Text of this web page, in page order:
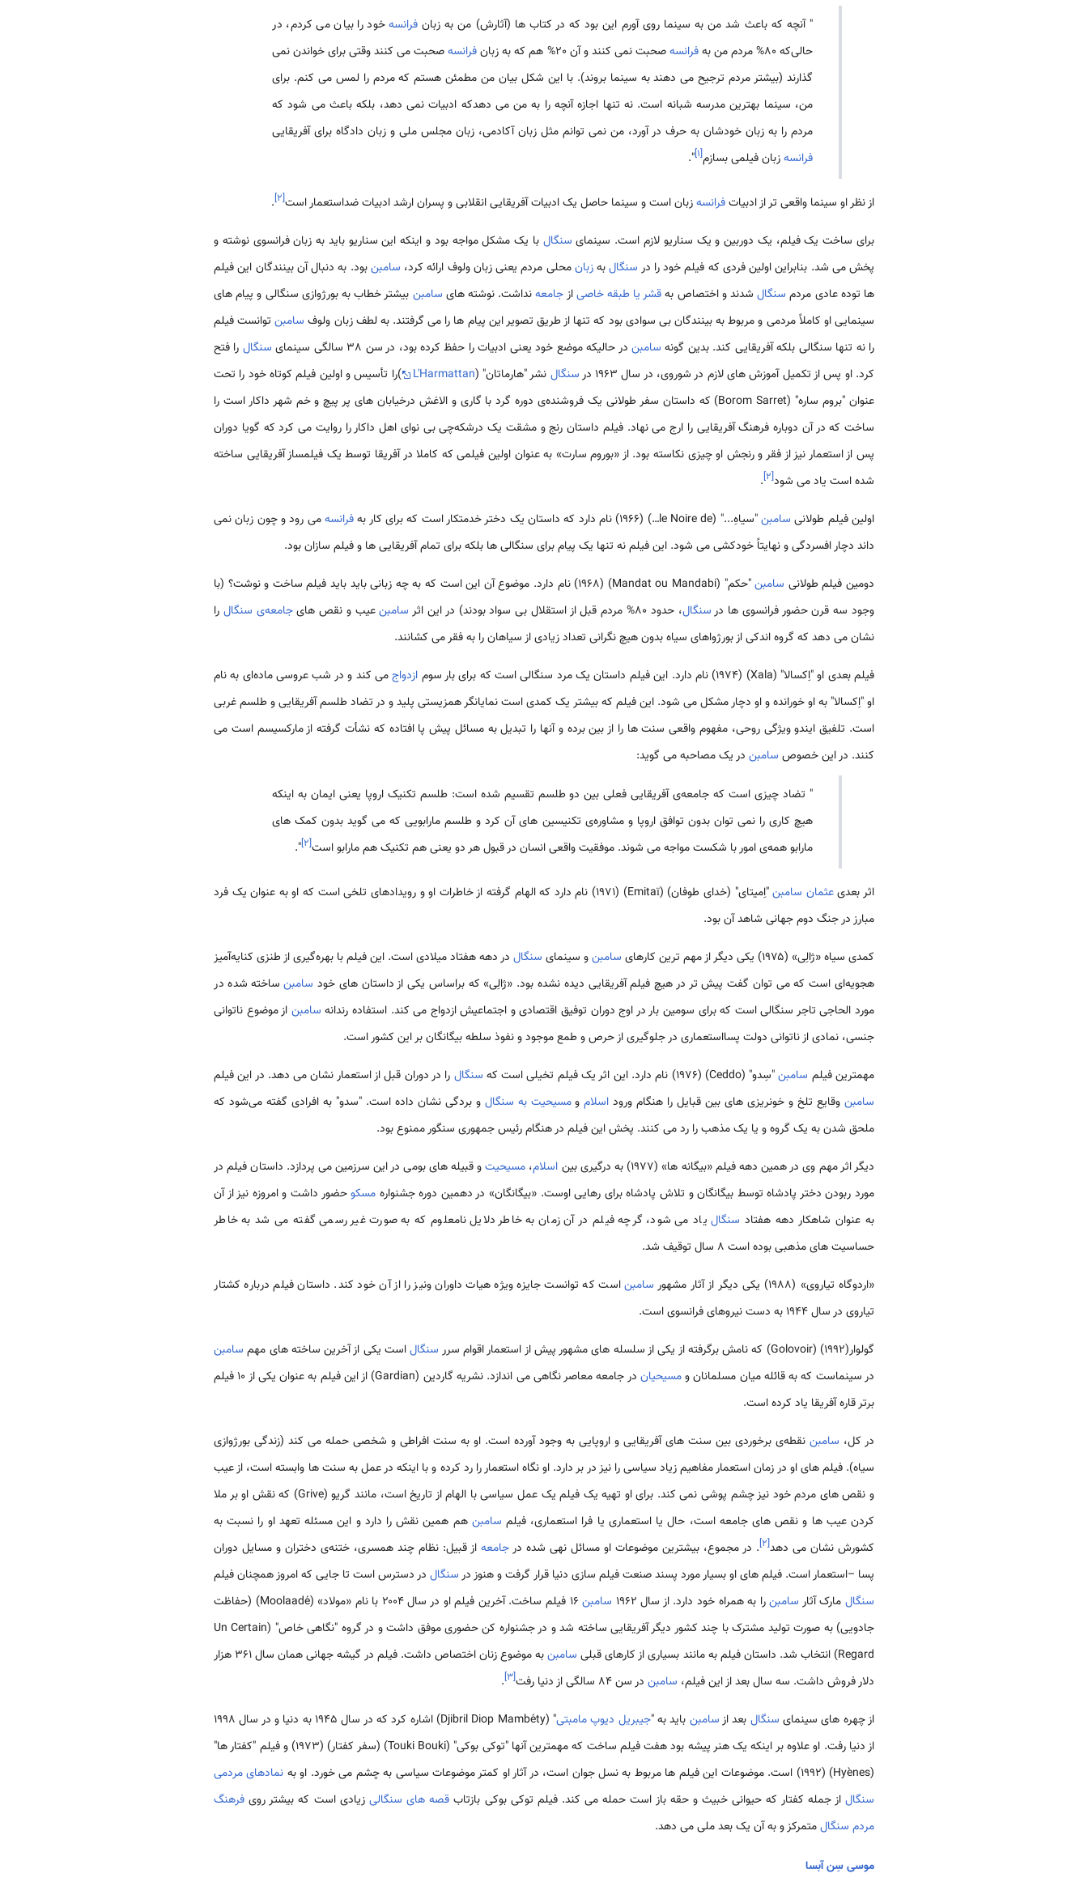
" آنچه که باعث شد من به سینما روی آورم این بود که در کتاب ها (آثارش) من به زبانفرانسهخود را بیان می کردم، در
حالی‌که 80% مردم من به
فرانسهصحبت نمی کنند و آن 20% هم که به زبان فرانسهصحبت می کنند وقتی برای خواندن نمی
گذارند (بیشتر مردم ترجیح می دهند به سینما بروند). با این شکل بیان من مطمئن هستم که مردم را لمس می کنم. برای
من، سینما بهترین مدرسه شبانه است. نه تنها اجازه آنچه را به من می دهدکه ادبیات نمی دهد، بلکه باعث می شود که
مردم را به زبان خودشان به حرف در آورد، من نمی توانم مثل زبان آکادمی، زبان مجلس ملی و زبان دادگاه برای آفریقایی
فرانسهزبان فیلمی بسازم[۱]
".
از نظر او سینما واقعی تر از ادبیاتفرانسهزبان است و سینما حاصل یک ادبیات آفریقایی انقلابی و پسران ارشد ادبیات ضد‌استعمار است[۲]
.
برای ساخت یک فیلم، یک دوربین و یک سناریو لازم است. سینمای سنگال با یک مشکل مواجه بود و اینکه این سناریو باید به زبان فرانسوی نوشته و
پخش می شد. بنابراین اولین فردی که فیلم خود را در سنگالبهزبانمحلی مردم یعنی زبان ولوف ارائه کرد، ‌سامبنبود. به دنبال آن بینندگان این فیلم
ها توده عادی مردم سنگالشدند و اختصاص بهقشر یا طبقه خاصیازجامعهنداشت. نوشته های ‌سامبن بیشتر خطاب به بورژوازی سنگالی و پیام های
سینمایی او کاملاً مردمی و مربوط به بینندگان بی سوادی بود که تنها از طریق تصویر این پیام ها را می گرفتند. به لطف زبان ولوف ‌سامبنتوانست فیلم
را نه تنها سنگالی بلکه آفریقایی کند. بدین گونه ‌سامبندر حالیکه موضع خود یعنی ادبیات را حفظ کرده بود، در سن 38 سالگی سینمای سنگال را فتح
کرد. او پس از تکمیل آموزش های لازم در شوروی، در سال 1963 در
سنگال نشر "هارماتان" (L'Harmattan
)را تأسیس و اولین فیلم کوتاه خود را تحت
عنوان "بروم ساره" (Borom Sarret) که داستان سفر طولانی یک فروشنده‌ی دوره گرد با گاری و الاغش درخیابان های پر پیچ و خم شهر داکار است را
ساخت که در آن دوباره فرهنگ آفریقایی را ارج می نهاد. فیلم داستان رنج و مشقت یک درشکه‌چی بی نوای اهل داکار را روایت می کرد که گویا دوران
پس از استعمار نیز از فقر و رنجش او چیزی نکاسته بود. از «بوروم سارت» به عنوان اولین فیلمی که کاملا در آفریقا توسط یک فیلمساز آفریقایی ساخته
شده است یاد می شود[۲]
.
اولین فیلم طولانی ‌سامبن"سیاهِ..." (le Noire de…) (1966) نام دارد که داستان یک دختر خدمتکار است که برای کار به فرانسهمی رود و چون زبان نمی
داند دچار افسردگی و نهایتاً خودکشی می شود. این فیلم نه تنها یک پیام برای سنگالی ها بلکه برای تمام آفریقایی ها و فیلم سازان بود.
دومین فیلم طولانی ‌سامبن
"حکم" (Mandat ou Mandabi) (1968) نام دارد. موضوع آن این است که به چه زبانی باید باید فیلم ساخت و نوشت؟ (با
وجود سه قرن حضور فرانسوی ها درسنگال، حدود 80% مردم قبل از استقلال بی سواد بودند) در این اثر ‌سامبنعیب و نقص هایجامعه‌ی سنگال را
نشان می دهد که گروه اندکی از بورژواهای سیاه بدون هیچ نگرانی تعداد زیادی از سیاهان را به فقر می کشانند.
فیلم بعدی او "اِکسالا" (Xala) (1974) نام دارد. این فیلم داستان یک مرد سنگالی است که برای بار سوم ازدواجمی کند و در شب عروسی ماده‌ای به نام
او "اِکسالا" به او خورانده و او دچار مشکل می شود. این فیلم که بیشتر یک کمدی است نمایانگر همزیستی پلید و در تضاد طلسم آفریقایی و طلسم غربی
است. تلفیق ایندو ویژگی روحی، مفهوم واقعی سنت ها را از بین برده و آنها را تبدیل به مسائل پیش پا افتاده که نشأت گرفته از مارکسیسم است می
کنند. در این خصوص ‌سامبن در یک مصاحبه می گوید:
" تضاد چیزی است که جامعه‌ی آفریقایی فعلی بین دو طلسم تقسیم شده است: طلسم تکنیک اروپا یعنی ایمان به اینکه
هیچ کاری را نمی توان بدون توافق اروپا و مشاوره‌ی تکنیسین های آن کرد و طلسم مارابویی که می گوید بدون کمک های
مارابو همه‌ی امور با شکست مواجه می شوند. موفقیت واقعی انسان در قبول هر دو یعنی هم تکنیک هم مارابو است[۲]
".
اثر بعدیعثمان ‌سامبن
"اِمیتای" (خدای طوفان) (Emitaï) (1971) نام دارد که الهام گرفته از خاطرات او و رویدادهای تلخی است که او به عنوان یک فرد
مبارز در جنگ دوم جهانی شاهد آن بود.
کمدی سیاه «ژالِی» (۱۹۷۵) یکی دیگر از مهم ترین کارهای ‌سامبنو سینمای سنگال در دهه هفتاد میلادی است. این فیلم با بهره‌گیری از طنزی کنایه‌آمیز
هجویه‌ای است که می توان گفت پیش تر در هیچ فیلم آفریقایی دیده نشده بود. «ژالِی» که براساس یکی از داستان های خود ‌سامبنساخته شده در
مورد الحاجی تاجر سنگالی است که برای سومین بار در اوج دوران توفیق اقتصادی و اجتماعیش ازدواج می کند. استفاده رندانه ‌سامبن از موضوع ناتوانی
جنسی، نمادی از ناتوانی دولت پسااستعماری در جلوگیری از حرص و طمع موجود و نفوذ سلطه بیگانگان بر این کشور است.
مهمترین فیلم ‌سامبن"سِدو" (Ceddo) (1976) نام دارد. این اثر یک فیلم تخیلی است که سنگال را در دوران قبل از استعمار نشان می دهد. در این فیلم
‌سامبنوقایع تلخ و خونریزی های بین قبایل را هنگام ورود اسلامومسیحیت به سنگال و بردگی نشان داده است. "سدو" به افرادی گفته می‌شود که
ملحق شدن به یک گروه و یا یک مذهب را رد می کنند. پخش این فیلم در هنگام رئیس جمهوری سنگور ممنوع بود.
دیگر اثر مهم وی در همین دهه فیلم «بیگانه ها» (۱۹۷۷) به درگیری بین اسلام، مسیحیتو قبیله های بومی در این سرزمین می پردازد. داستان فیلم در
مورد ربودن دختر پادشاه توسط بیگانگان و تلاش پادشاه برای رهایی اوست. «بیگانگان» در دهمین دوره جشنواره مسکوحضور داشت و امروزه نیز از آن
به عنوان شاهکار دهه هفتاد سنگالیاد می شود، گرچه فیلم در آن زمان به خاطر دلایل نامعلوم که به صورت غیر رسمی گفته می شد به خاطر
حساسیت های مذهبی بوده است ۸ سال توقیف شد.
«اردوگاه تیاروی» (۱۹۸۸) یکی دیگر از آثار مشهور ‌سامبناست که توانست جایزه ویژه هیات داوران ونیز را از آن خود کند. داستان فیلم درباره کشتار
تیاروی در سال ۱۹۴۴ به دست نیروهای فرانسوی است.
گولوارGolovoir) (۱۹۹۲)) که نامش برگرفته از یکی از سلسله های مشهور پیش از استعمار اقوام سرر سنگالاست یکی از آخرین ساخته های مهم ‌سامبن
در سینماست که به قائله میان مسلمانان ومسیحیان
در جامعه معاصر نگاهی می اندازد. نشریه گاردین (Gardian) از این فیلم به عنوان یکی از ۱۰ فیلم
برتر قاره آفریقا یاد کرده است.
در کل، ‌سامبن نقطه‌ی برخوردی بین سنت های آفریقایی و اروپایی به وجود آورده است. او به سنت افراطی و شخصی حمله می کند (زندگی بورژوازی
سیاه). فیلم های او در زمان استعمار مفاهیم زیاد سیاسی را نیز در بر دارد. او نگاه استعمار را رد کرده و با اینکه در عمل به سنت ها وابسته است، از عیب
و نقص های مردم خود نیز چشم پوشی نمی کند. برای او تهیه یک فیلم یک عمل سیاسی با الهام از تاریخ است، مانند گریو (Grive) که نقش او بر ملا
کردن عیب ها و نقص های جامعه است، حال یا استعماری یا فرا استعماری، فیلم ‌سامبن هم همین نقش را دارد و این مسئله تعهد او را نسبت به
کشورش نشان می دهد[۲]. در مجموع، بیشترین موضوعات او مسائل نهی شده درجامعه از قبیل: نظام چند همسری، ختنه‌ی دختران و مسایل دوران
پسا –استعمار است. فیلم های او بسیار مورد پسند صنعت فیلم سازی دنیا قرار گرفت و هنوز درسنگالدر دسترس است تا جایی که امروز همچنان فیلم
سنگالمارک آثار ‌سامبنرا به همراه خود دارد. از سال 1962 ‌سامبن
16 فیلم ساخت. آخرین فیلم او در سال ۲۰۰۴ با نام «مولاد» (Moolaadé) (حفاظت
جادویی) به صورت تولید مشترک با چند کشور دیگر آفریقایی ساخته شد و در جشنواره کن حضوری موفق داشت و در گروه "نگاهی خاص" (Un Certain
Regard) انتخاب شد. داستان فیلم به مانند بسیاری از کارهای قبلی
‌سامبن
به موضوع زنان اختصاص داشت. فیلم در گیشه جهانی همان سال ۳۶۱ هزار
دلار فروش داشت. سه سال بعد از این فیلم، ‌سامبن در سن ۸۴ سالگی از دنیا رفت [۳]
.
از چهره های سینمای سنگال بعد از‌سامبن باید به "جیبریل دیوپ مامبتی
" (Djibril Diop Mambéty) اشاره کرد که در سال 1945 به دنیا و در سال 1998
از دنیا رفت. او علاوه بر اینکه یک هنر پیشه بود هفت فیلم ساخت که مهمترین آنها "توکی بوکی" (Touki Bouki) (سفر کفتار) (1973) و فیلم "کفتار ها"
(Hyènes) (1992) است. موضوعات این فیلم ها مربوط به نسل جوان است، در آثار او کمتر موضوعات سیاسی به چشم می خورد. او به
نمادهای مردمی
سنگالاز جمله کفتار که حیوانی خبیث و حقه باز است حمله می کند. فیلم توکی بوکی بازتاب قصه های سنگالی زیادی است که بیشتر روی فرهنگ
مردم سنگالمتمرکز و به آن یک بعد ملی می دهد.
موسی سِن آبسا